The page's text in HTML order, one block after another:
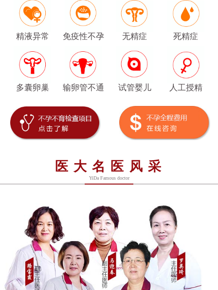
精液异常 免疫性不孕 无精症 死精症
多囊卵巢 输卵管不通 试管婴儿 人工授精
医大名医风采
YiDa Famous doctor